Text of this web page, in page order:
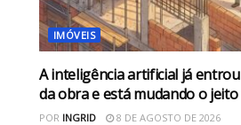
IMÓVEIS
A inteligência artificial já
da obra e está mudando o
POR INGRID 8 DE AGOSTO DE 2026